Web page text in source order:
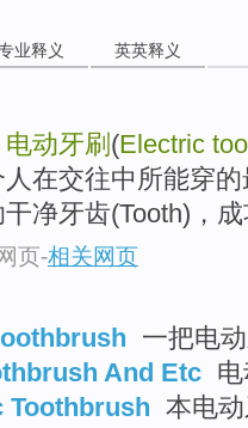
业释义 英英释义
电动牙刷 (Electric
在交往中所能穿
净牙齿(Tooth)，
页-相关网页
一把电
And Etc
Toothbrush 本电